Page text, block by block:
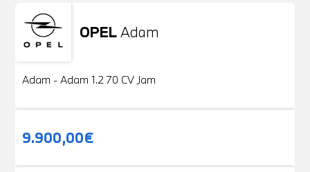
OPELAdam
Usato
Adam - Adam 1.2 70 CV Jam
9.900,00€